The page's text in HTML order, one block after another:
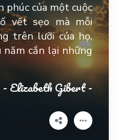
phúc của một cuộc
vết sẹo mà mỗi
trên lưỡi của họ,
năm cắn lại những
- Elizabeth Gibert -